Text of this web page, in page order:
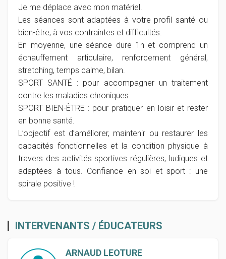
Je me déplace avec mon matériel.
Les séances sont adaptées à votre profil santé ou
bien-être, à vos contraintes et difficultés.
En moyenne, une séance dure 1h et comprend un
échauffement articulaire, renforcement général,
stretching, temps calme, bilan.
SPORT SANTÉ : pour accompagner un traitement
contre les maladies chroniques.
SPORT BIEN-ÊTRE : pour pratiquer en loisir et rester
en bonne santé.
L’objectif est d’améliorer, maintenir ou restaurer les
capacités fonctionnelles et la condition physique à
travers des activités sportives régulières, ludiques et
adaptées à tous. Confiance en soi et sport : une
spirale positive !
INTERVENANTS / ÉDUCATEURS
ARNAUD LEOTURE